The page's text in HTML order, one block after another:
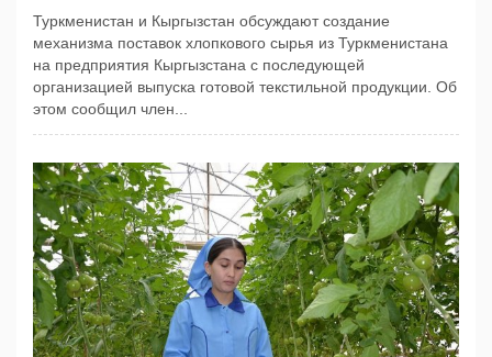
Туркменистан и Кыргызстан обсуждают создание
механизма поставок хлопкового сырья из Туркменистана
на предприятия Кыргызстана с последующей
организацией выпуска готовой текстильной продукции. Об
этом сообщил член...